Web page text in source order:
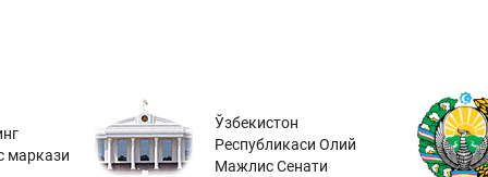
маркази
Ўзбекистон
Республикаси Олий
Мажлис Сенати